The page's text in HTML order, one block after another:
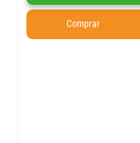
Comprar